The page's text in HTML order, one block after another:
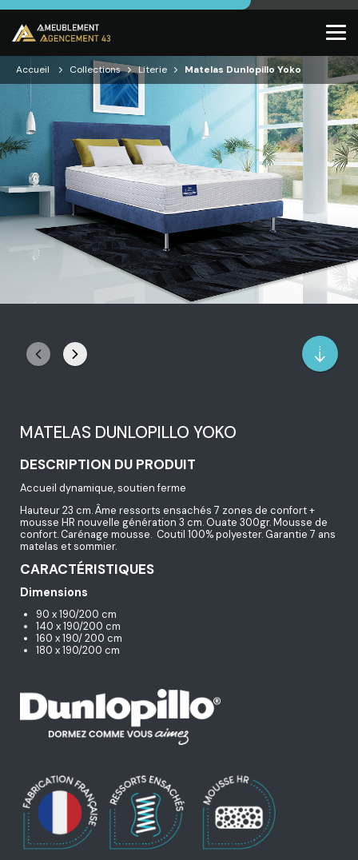
Accueil Collections Literie Matelas Dunlopillo Yoko
MATELAS DUNLOPILLO YOKO
DESCRIPTION DU PRODUIT
Accueil dynamique, soutien ferme
Hauteur 23 cm. Âme ressorts ensachés 7 zones de confort +
mousse HR nouvelle génération 3 cm. Ouate 300gr. Mousse de
confort. Carénage mousse. Coutil 100% polyester. Garantie 7 ans
matelas et sommier.
CARACTÉRISTIQUES
Dimensions
90 x 190/200 cm
140 x 190/200 cm
160 x 190/ 200 cm
180 x 190/200 cm